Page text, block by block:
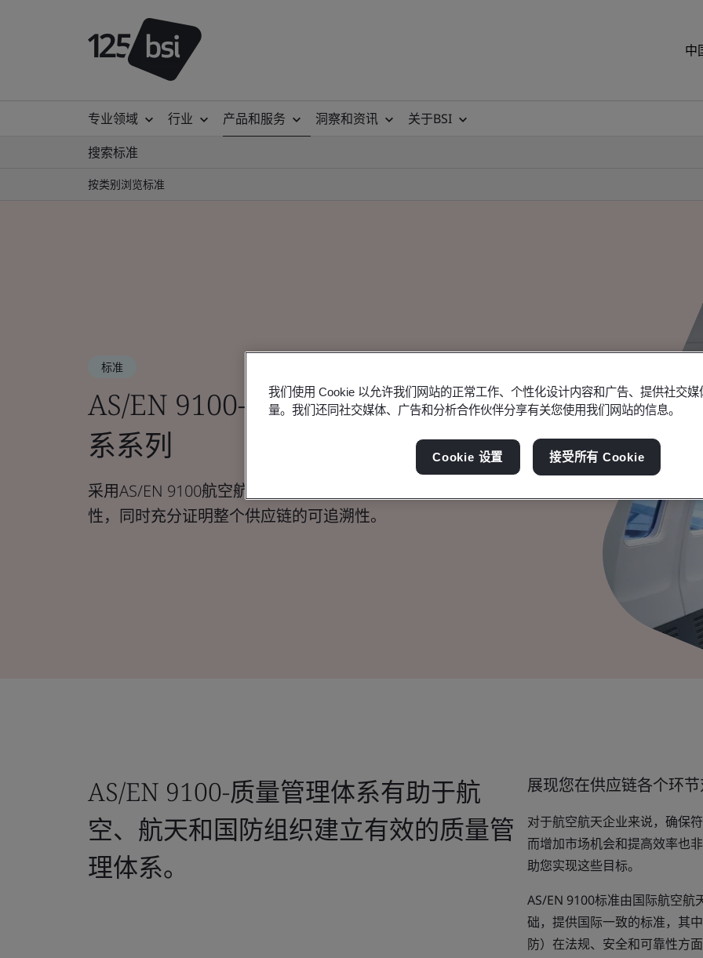
中
专业领域 行业 产品和服务 洞察和资讯
关于BSI
搜索标准
按类别浏览标准
标准
AS/EN 9100-航空航天质量管理体
系系列
采用AS/EN 9100航空航天质量标准，提高质量、效率和合规
性，同时充分证明整个供应链的可追溯性。
AS/EN 9100-质量管理体系有助于航
空、航天和国防组织建立有效的质量管
理体系。
展现您在供应链各个环
对于航空航天企业来说，确保
而增加市场机会和提高效率也
助您实现这些目标。
AS/EN 9100标准由国际航空航
础，提供国际一致的标准，其
防）在法规、安全和可靠性方
我们使用 Cookie 以允许我们网站的正常工作、个性化设计内容和广告、提供社交媒
量。我们还同社交媒体、广告和分析合作伙伴分享有关您使用我们网站的信息。
Cookie 设置 接受所有 Cookie